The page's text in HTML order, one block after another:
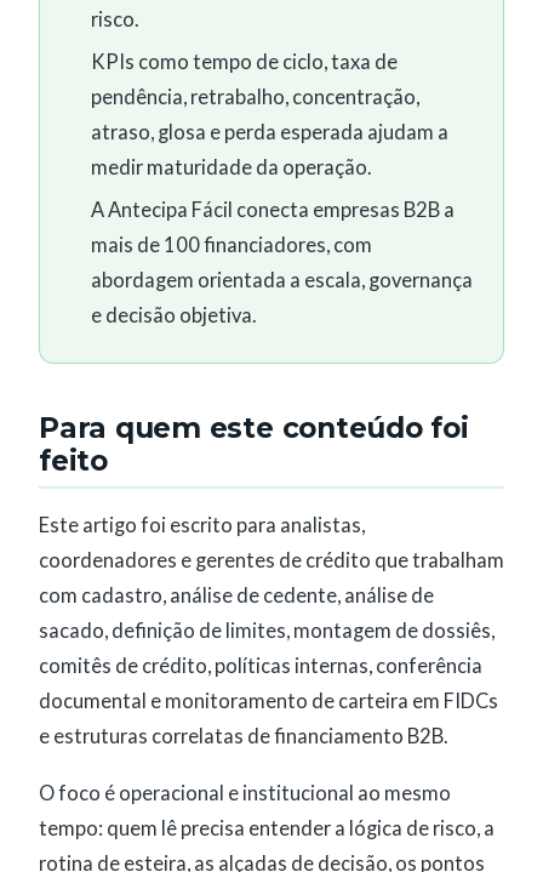
risco.
KPIs como tempo de ciclo, taxa de
pendência, retrabalho, concentração,
atraso, glosa e perda esperada ajudam a
medir maturidade da operação.
A Antecipa Fácil conecta empresas B2B a
mais de 100 financiadores, com
abordagem orientada a escala, governança
e decisão objetiva.
Para quem este conteúdo foi
feito
Este artigo foi escrito para analistas,
coordenadores e gerentes de crédito que trabalham
com cadastro, análise de cedente, análise de
sacado, definição de limites, montagem de dossiês,
comitês de crédito, políticas internas, conferência
documental e monitoramento de carteira em FIDCs
e estruturas correlatas de financiamento B2B.
O foco é operacional e institucional ao mesmo
tempo: quem lê precisa entender a lógica de risco, a
rotina de esteira, as alçadas de decisão, os pontos